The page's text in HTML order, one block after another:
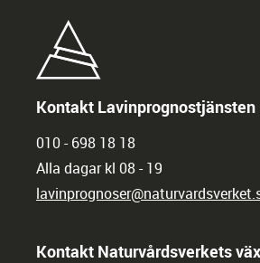
Kontakt Lavinprognostjänsten
010 - 698 18 18
Alla dagar kl 08 - 19
Kontakt Naturvårdsverkets